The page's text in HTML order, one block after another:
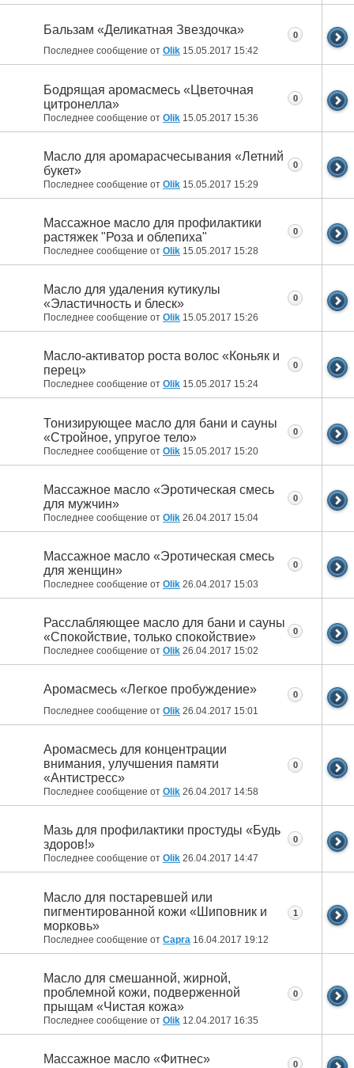
Бальзам «Деликатная Звездочка»
Последнее сообщение от Olik 15.05.2017 15:42
0
Бодрящая аромасмесь «Цветочная
цитронелла»
Последнее сообщение от Olik 15.05.2017 15:36
0
Масло для аромарасчесывания «Летний
букет»
Последнее сообщение от Olik 15.05.2017 15:29
0
Массажное масло для профилактики
растяжек "Роза и облепиха"
Последнее сообщение от Olik 15.05.2017 15:28
0
Масло для удаления кутикулы
«Эластичность и блеск»
Последнее сообщение от Olik 15.05.2017 15:26
0
Масло-активатор роста волос «Коньяк и
перец»
Последнее сообщение от Olik 15.05.2017 15:24
0
Тонизирующее масло для бани и сауны
«Стройное, упругое тело»
Последнее сообщение от Olik 15.05.2017 15:20
0
Массажное масло «Эротическая смесь
для мужчин»
Последнее сообщение от Olik 26.04.2017 15:04
0
Массажное масло «Эротическая смесь
для женщин»
Последнее сообщение от Olik 26.04.2017 15:03
0
Расслабляющее масло для бани и сауны
«Спокойствие, только спокойствие»
Последнее сообщение от Olik 26.04.2017 15:02
0
Аромасмесь «Легкое пробуждение»
Последнее сообщение от Olik 26.04.2017 15:01
0
Аромасмесь для концентрации
внимания, улучшения памяти
«Антистресс»
Последнее сообщение от Olik 26.04.2017 14:58
0
Мазь для профилактики простуды «Будь
здоров!»
Последнее сообщение от Olik 26.04.2017 14:47
0
Масло для постаревшей или
пигментированной кожи «Шиповник и
морковь»
Последнее сообщение от Capra 16.04.2017 19:12
1
Масло для смешанной, жирной,
проблемной кожи, подверженной
прыщам «Чистая кожа»
Последнее сообщение от Olik 12.04.2017 16:35
0
Массажное масло «Фитнес» 0